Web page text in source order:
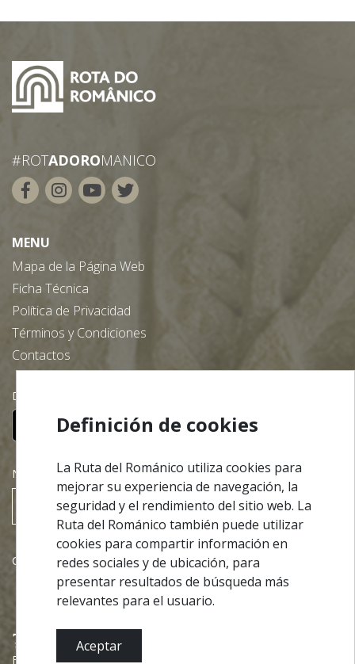
#ROTADOROMANICO
MENU
Mapa de la Página Web
Ficha Técnica
Política de Privacidad
Términos y Condiciones
Contactos
Descargue nuestra App gratuita:
NEWSLETTER
Suscribir
Colaboraciones
Financiado por
Definición de cookies
La Ruta del Románico utiliza cookies para
mejorar su experiencia de navegación, la
seguridad y el rendimiento del sitio web. La
Ruta del Románico también puede utilizar
cookies para compartir información en
redes sociales y de ubicación, para
presentar resultados de búsqueda más
relevantes para el usuario.
Aceptar